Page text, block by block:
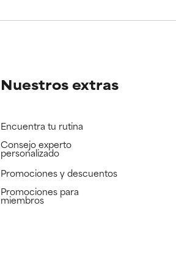
Nuestros extras
Encuentra tu rutina
Consejo experto
personalizado
Promociones y descuentos​
Promociones para
miembros